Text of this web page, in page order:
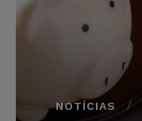
NOTÍCIAS